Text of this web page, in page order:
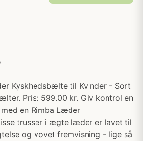
Kyskhedsbælte til Kvinder - Sort
Pris: 599.00 kr. Giv kontrol en
en Rimba Læder
trusser i ægte læder er lavet til
og vovet fremvisning - lige så